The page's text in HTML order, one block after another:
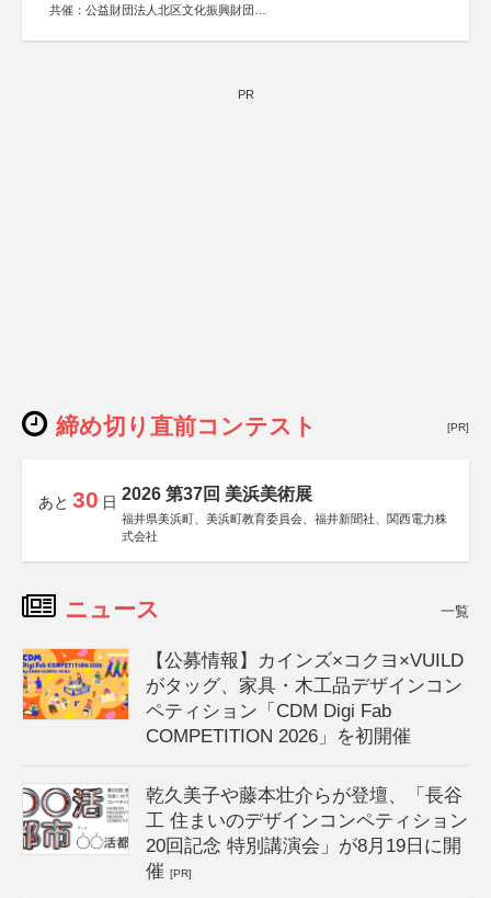
共催：公益財団法人北区文化振興財団
協賛：株式会社実業之日本社
PR
締め切り直前コンテスト [PR]
あと 30 日 2026 第37回 美浜美術展
福井県美浜町、美浜町教育委員会、福井新聞社、関西電力株
式会社
ニュース 一覧
【公募情報】カインズ×コクヨ×VUILD
がタッグ、家具・木工品デザインコン
ペティション「CDM Digi Fab
COMPETITION 2026」を初開催
乾久美子や藤本壮介らが登壇、「長谷
工 住まいのデザインコンペティション
20回記念 特別講演会」が8月19日に開
催[PR]